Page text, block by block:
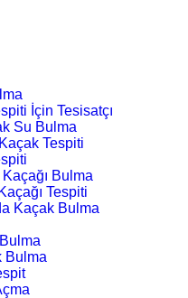
İçin Tesisatçı
Su Bulma
Tespiti
Bulma
Tespiti
Kaçak Bulma
Bulma